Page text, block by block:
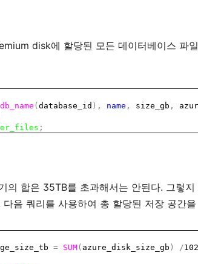
disk에 할당된 모든 데이터베이스 파
db_name (database_id ), name , size_gb ,
;
의 합은 35TB를 초과해서는 안된다. 그렇지
다음 쿼리를 사용하여 총 할당된 저장 공간을
= SUM( azure_disk_size_gb ) /